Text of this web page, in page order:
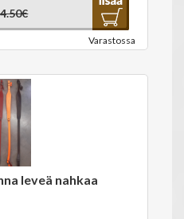
Varastossa
leveä nahkaa